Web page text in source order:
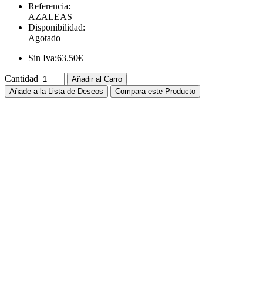
Referencia:
AZALEAS
Disponibilidad:
Agotado
Sin Iva:63.50€
Cantidad
Añadir al Carro
Añade a la Lista de Deseos
Compara este Producto